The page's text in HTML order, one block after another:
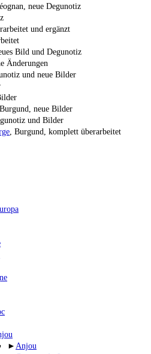
neue Degunotiz
und ergänzt
Bild und Degunotiz
Änderungen
und neue Bilder
neue Bilder
und Bilder
, Burgund, komplett überarbeitet
► Anjou